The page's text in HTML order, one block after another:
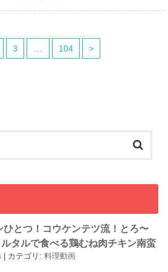
3 104 >
ひとつ！コウケンテツ流！とろ〜
タルで食べる鶏むね肉チキン南蛮
カテゴリ:料理動画